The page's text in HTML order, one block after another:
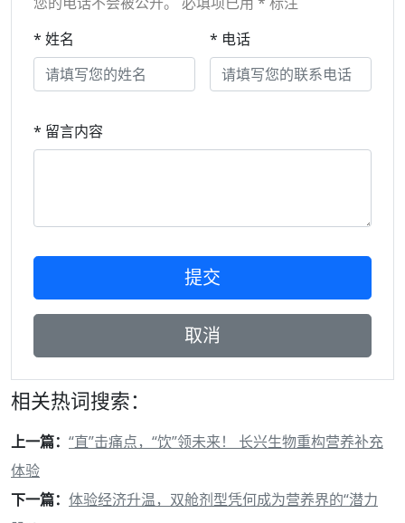
* 姓名
* 电话
* 留言内容
相关热词搜索：
上一篇： “直”击痛点，“饮”领未来！ 长兴生物重构营养补充
体验
下一篇： 体验经济升温，双舱剂型凭何成为营养界的“潜力